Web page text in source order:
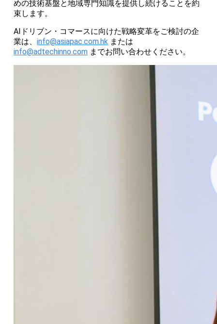
めの技術基盤と地域専門知識を提供し続けることを約
束します。
AIドリブン・コマースに向けた戦略変革をご検討の企
業は、 info@asiapac.com.hk または
info@adtechinno.com までお問い合わせください。